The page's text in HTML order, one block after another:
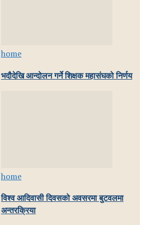
home
भदौदेखि आन्दोलन गर्ने शिक्षक महासंघको निर्णय
home
विश्व आदिवासी दिवसको अवसरमा बुटवलमा
अन्तरक्रिया